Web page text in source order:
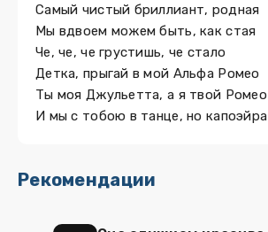
Самый чистый бриллиант, родная
Мы вдвоем можем быть, как стая
Че, че, че грустишь, че стало
Детка, прыгай в мой Альфа Ромео
Ты моя Джульетта, а я твой Ромео
И мы с тобою в танце, но капоэйра
Рекомендации